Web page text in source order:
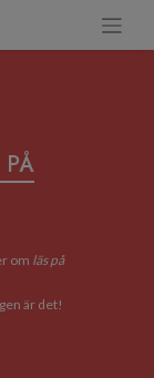
PÅ
om läs på
är det!